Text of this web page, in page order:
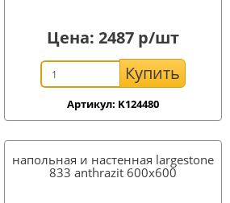
Цена: 2487 р/шт
Купить
Артикул: K124480
напольная и настенная largestone
833 anthrazit 600x600